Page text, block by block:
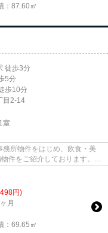
：87.60㎡
徒歩3分
5分
歩10分
目2-14
1室
所物件をはじめ、飲食・美
件をご紹介しております。
円)
月
：69.65㎡